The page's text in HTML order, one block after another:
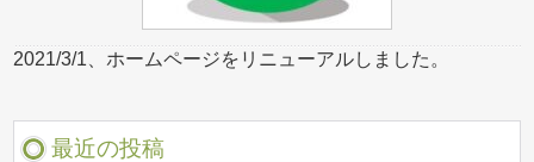
2021/3/1、ホームページをリニューアルしました。
最近の投稿